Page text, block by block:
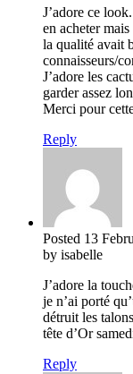
J’adore ce
en acheter
la qualité avait
connaisseurs/
J’adore les
garder assez
Merci pour
Reply
Posted 13
by isabelle
J’adore la
je n’ai porté
détruit les
tête d’Or
Reply